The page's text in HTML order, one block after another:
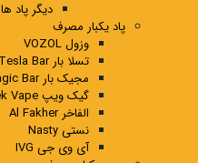
دیگر پاد ها
پاد یکبار مصرف
وزول VOZOL
تسلا بار Tesla Bar
مجیک بار Magic Bar
گیک ویپ Geek Vape
الفاخر Al Fakher
نستی Nasty
آی وی جی IVG